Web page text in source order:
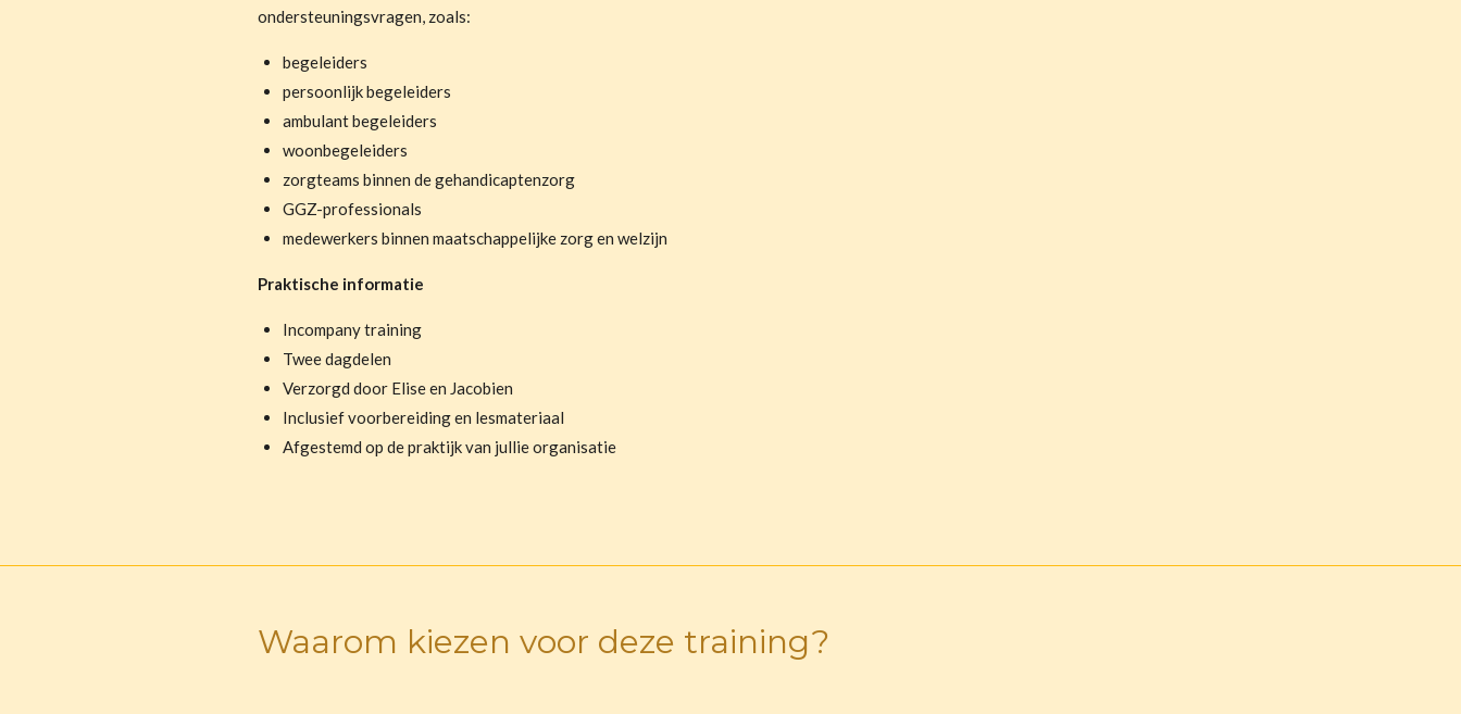
ondersteuningsvragen, zoals:
begeleiders
persoonlijk begeleiders
ambulant begeleiders
woonbegeleiders
zorgteams binnen de gehandicaptenzorg
GGZ-professionals
medewerkers binnen maatschappelijke zorg en welzijn
Praktische informatie
Incompany training
Twee dagdelen
Verzorgd door Elise en Jacobien
Inclusief voorbereiding en lesmateriaal
Afgestemd op de praktijk van jullie organisatie
Waarom kiezen voor deze training?